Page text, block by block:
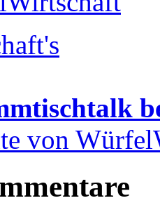
von